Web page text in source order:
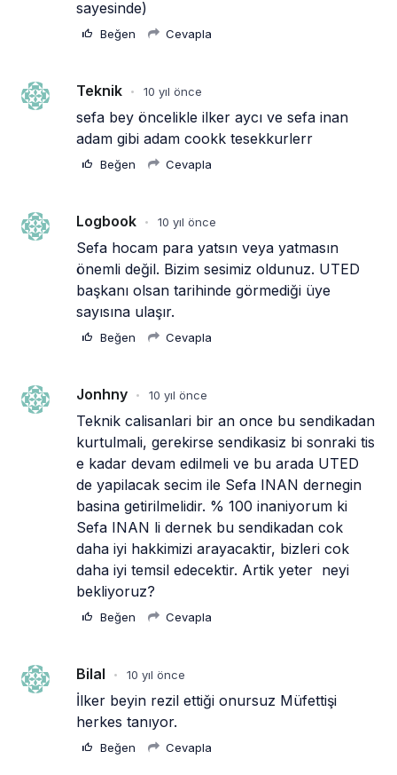
sayesinde)
Beğen Cevapla
Teknik • 10 yıl önce
sefa bey öncelikle ilker aycı ve sefa inan
adam gibi adam cookk tesekkurlerr
Beğen Cevapla
Logbook • 10 yıl önce
Sefa hocam para yatsın veya yatmasın
önemli değil. Bizim sesimiz oldunuz. UTED
başkanı olsan tarihinde görmediği üye
sayısına ulaşır.
Beğen Cevapla
Jonhny • 10 yıl önce
Teknik calisanlari bir an once bu sendikadan
kurtulmali, gerekirse sendikasiz bi sonraki tis
e kadar devam edilmeli ve bu arada UTED
de yapilacak secim ile Sefa INAN dernegin
basina getirilmelidir. % 100 inaniyorum ki
Sefa INAN li dernek bu sendikadan cok
daha iyi hakkimizi arayacaktir, bizleri cok
daha iyi temsil edecektir. Artik yeter  neyi
bekliyoruz?
Beğen Cevapla
Bilal • 10 yıl önce
İlker beyin rezil ettiği onursuz Müfettişi
herkes tanıyor.
Beğen Cevapla